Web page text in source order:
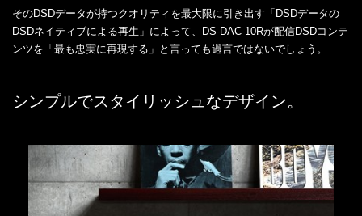
そのDSDデータが持つクオリティを最大限に引き出す「DSDデータの
DSDネイティブによる再生」によって、DS-DAC-10Rが配信DSDコンテ
ンツを「最も忠実に再現する」と言っても過言ではないでしょう。
シンプルでスタイリッシュなデザイン。